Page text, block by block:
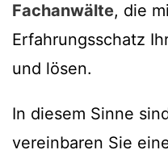
Fachanwälte, die
Erfahrungsschatz
und lösen.
In diesem Sinne
vereinbaren Sie